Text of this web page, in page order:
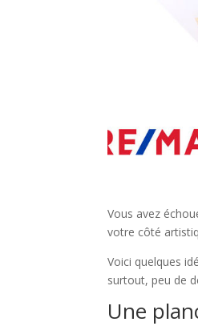
Vous avez
votre côté
Voici quelques
surtout, peu de
Une